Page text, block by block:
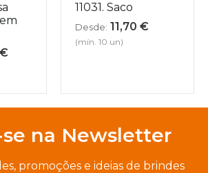
€
11031. Saco
Desde: 11,70 €
(mín. 10 un)
se na Newsletter
promoções e ideias de brindes